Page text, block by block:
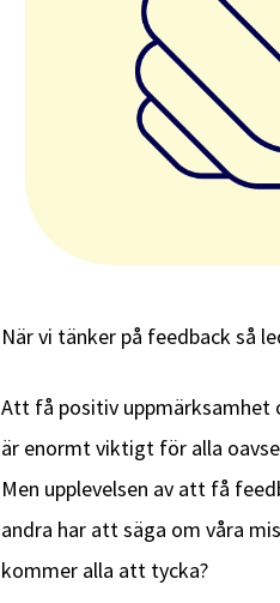
När vi tänker på feedback så
Att få positiv uppmärksamhet
är enormt viktigt för alla
Men upplevelsen av att få
andra har att säga om våra
kommer alla att tycka?